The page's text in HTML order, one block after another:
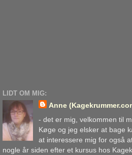
LIDT OM MIG:
Anne
- det er mig, velkommen til
Køge og jeg elsker at bage
at interessere mig for også
nogle år siden efter et kursus hos